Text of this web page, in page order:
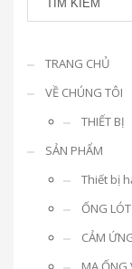
TRANG CHỦ
VỀ CHÚNG TÔI
THIẾT BỊ
SẢN PHẨM
Thiết bị
ỐNG
CẢM